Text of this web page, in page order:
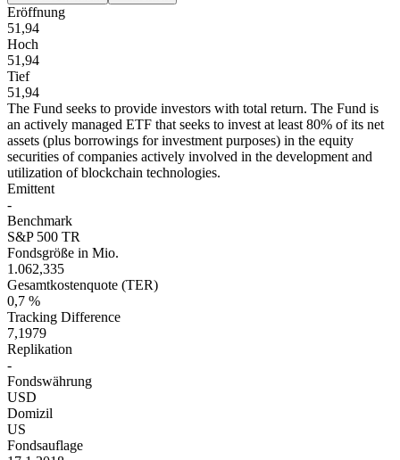
Eröffnung
51,94
Hoch
51,94
Tief
51,94
The Fund seeks to provide investors with total return. The Fund is
an actively managed ETF that seeks to invest at least 80% of its net
assets (plus borrowings for investment purposes) in the equity
securities of companies actively involved in the development and
utilization of blockchain technologies.
Emittent
-
Benchmark
S&P 500 TR
Fondsgröße in Mio.
1.062,335
Gesamtkostenquote (TER)
0,7 %
Tracking Difference
7,1979
Replikation
-
Fondswährung
USD
Domizil
US
Fondsauflage